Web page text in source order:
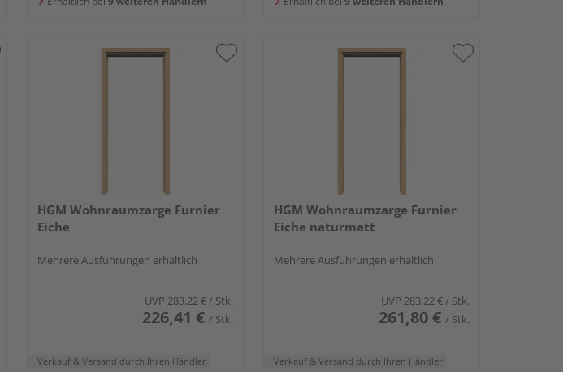
HGM Wohnraumzarge Furnier
Eiche
Mehrere Ausführungen erhältlich
UVP 283,22 €/ Stk.
226,41 € / Stk.
Verkauf & Versand durch Ihren Händler
HGM Wohnraumzarge Furnier
Eiche naturmatt
Mehrere Ausführungen erhältlich
UVP 283,22 €/ Stk.
261,80 € / Stk.
Verkauf & Versand durch Ihren Händler